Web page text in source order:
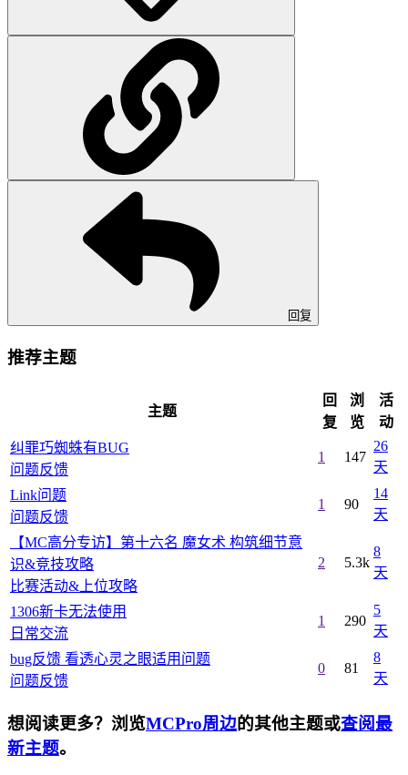
回复
推荐主题
主题
回
复
浏
览
活
动
纠罪巧蜘蛛有BUG
问题反馈
1 147
26
天
Link问题
问题反馈
1 90
14
天
【MC高分专访】第十六名 魔女术 构筑细节意
识&竞技攻略
比赛活动&上位攻略
2 5.3k
8
天
1306新卡无法使用
日常交流
1 290
5
天
bug反馈 看透心灵之眼适用问题
问题反馈
0 81
8
天
想阅读更多？浏览MCPro周边的其他主题或查阅最
新主题。